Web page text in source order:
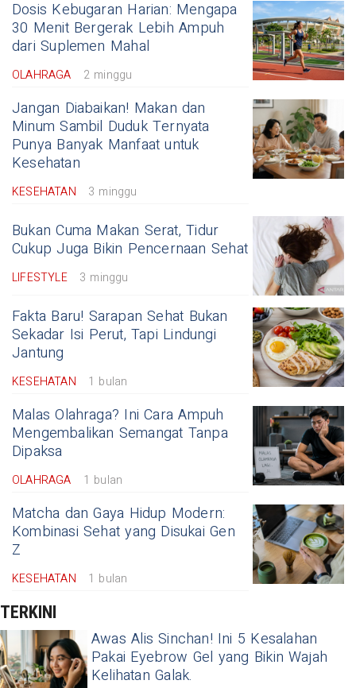
Dosis Kebugaran Harian: Mengapa
30 Menit Bergerak Lebih Ampuh
dari Suplemen Mahal
OLAHRAGA 2 minggu
Jangan Diabaikan! Makan dan
Minum Sambil Duduk Ternyata
Punya Banyak Manfaat untuk
Kesehatan
KESEHATAN 3 minggu
Bukan Cuma Makan Serat, Tidur
Cukup Juga Bikin Pencernaan Sehat
LIFESTYLE 3 minggu
Fakta Baru! Sarapan Sehat Bukan
Sekadar Isi Perut, Tapi Lindungi
Jantung
KESEHATAN 1 bulan
Malas Olahraga? Ini Cara Ampuh
Mengembalikan Semangat Tanpa
Dipaksa
OLAHRAGA 1 bulan
Matcha dan Gaya Hidup Modern:
Kombinasi Sehat yang Disukai Gen
Z
KESEHATAN 1 bulan
TERKINI
Awas Alis Sinchan! Ini 5 Kesalahan
Pakai Eyebrow Gel yang Bikin Wajah
Kelihatan Galak.